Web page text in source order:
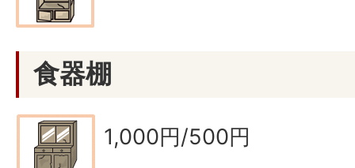
食器棚
1,000円/500円